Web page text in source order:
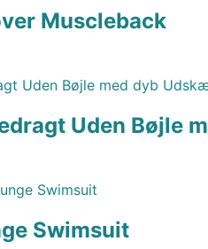
Muscleback
Uden Bøjle
Swimsuit